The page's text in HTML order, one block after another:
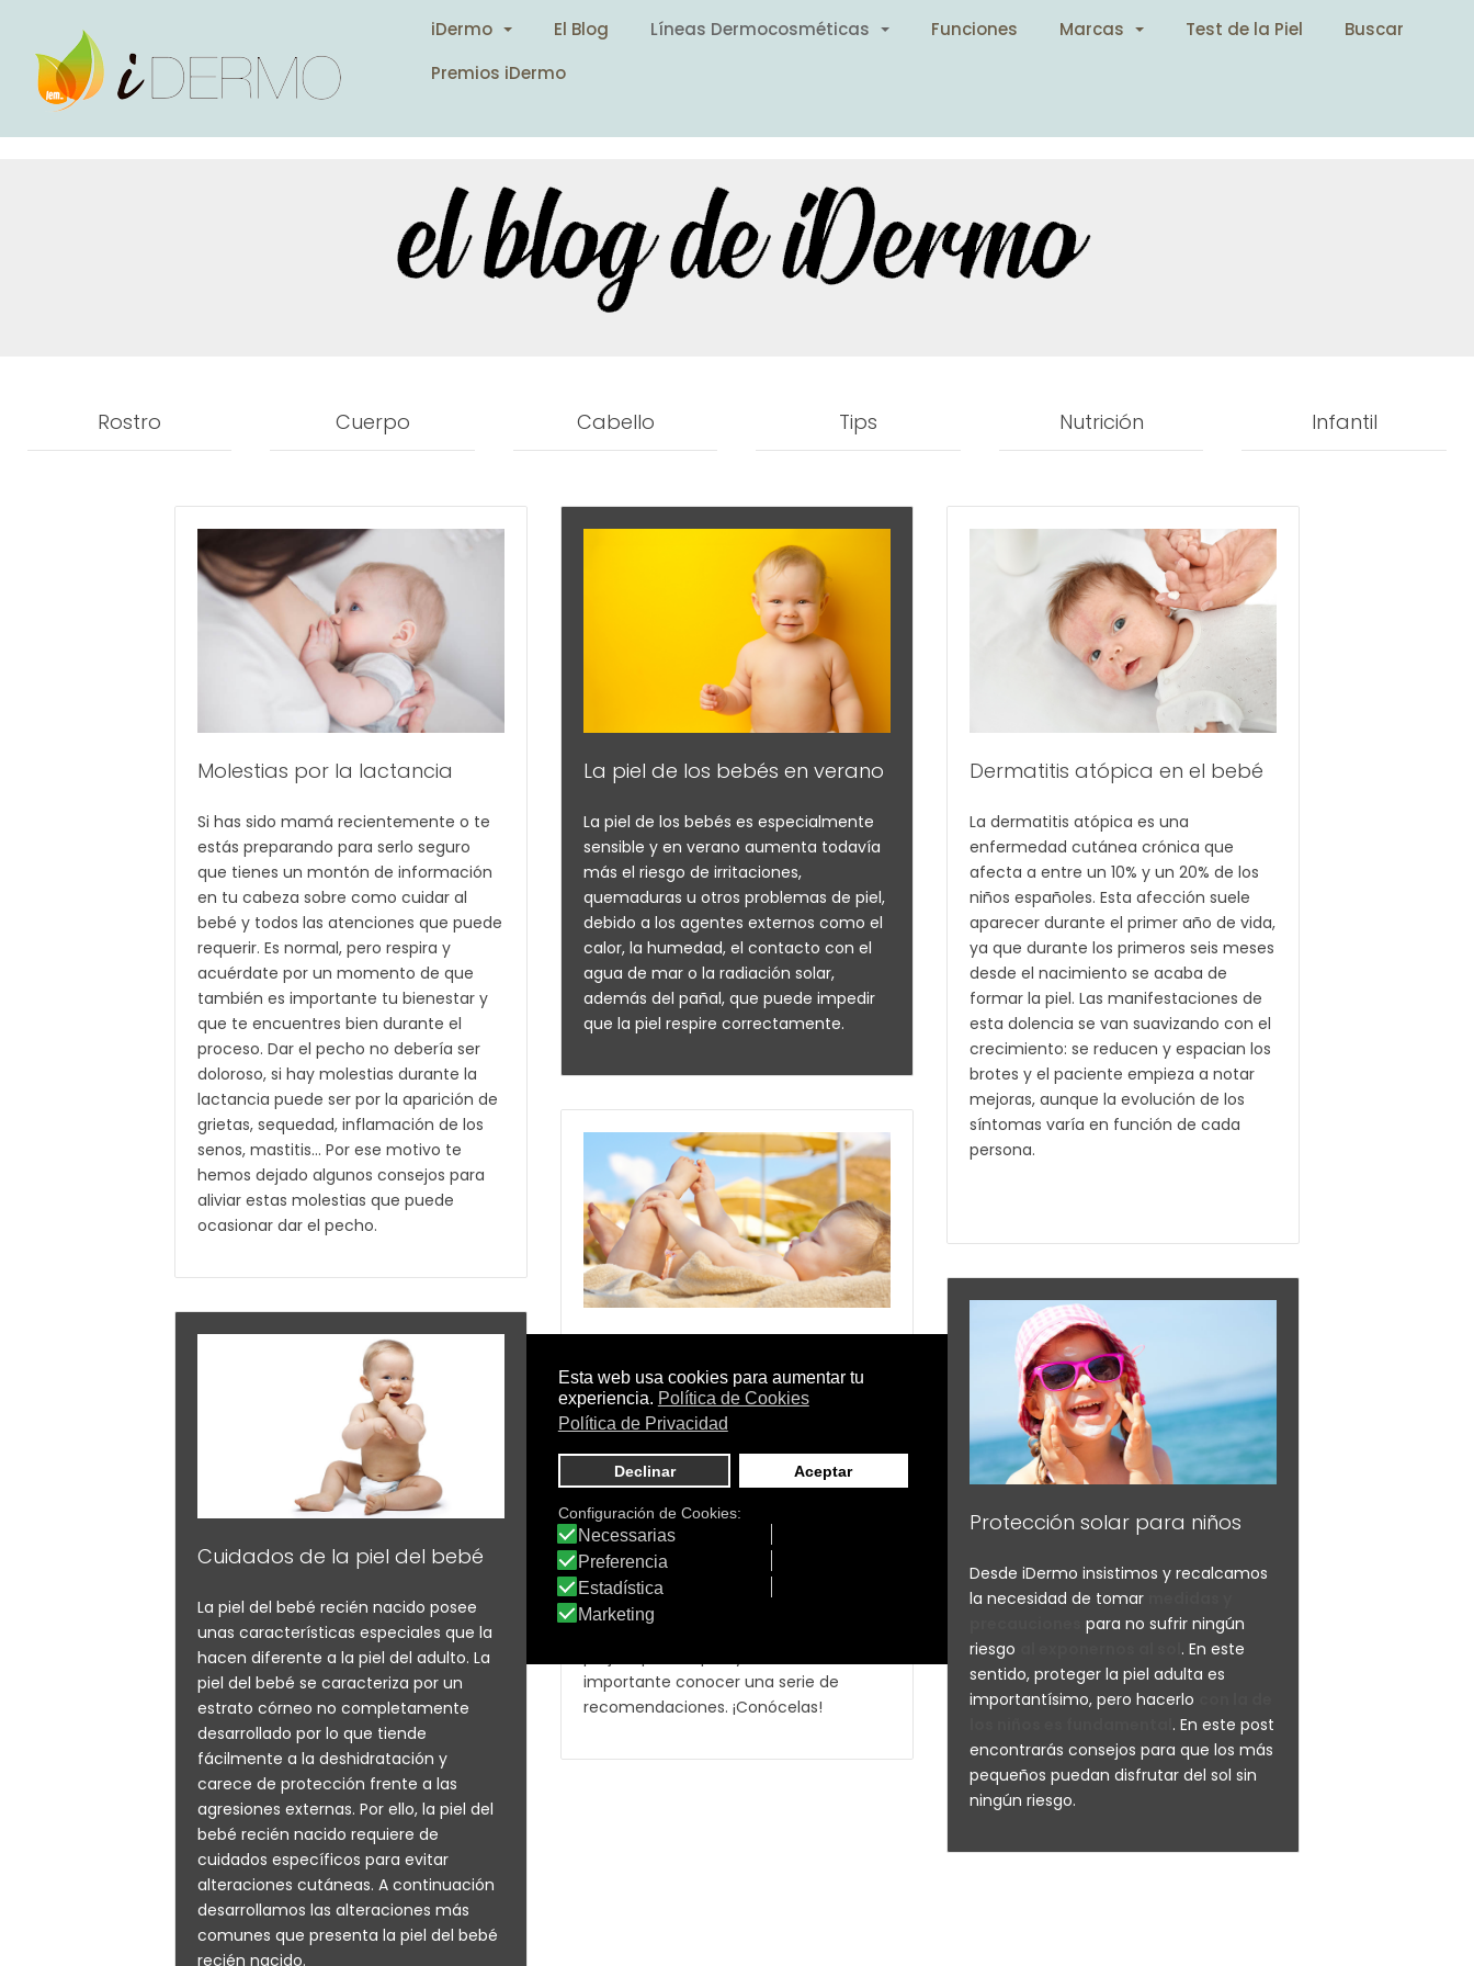
iDermo El Blog Líneas Dermocosméticas Funciones Marcas Test de la Piel
Buscar
Premios iDermo
Rostro Cuerpo Cabello Tips Nutrición Infantil
Molestias por la lactancia
Si has sido mamá recientemente o te
estás preparando para serlo seguro
que tienes un montón de información
en tu cabeza sobre como cuidar al
bebé y todos las atenciones que puede
requerir. Es normal, pero respira y
acuérdate por un momento de que
también es importante tu bienestar y
que te encuentres bien durante el
proceso. Dar el pecho no debería ser
doloroso, si hay molestias durante la
lactancia puede ser por la aparición de
grietas, sequedad, inflamación de los
senos, mastitis... Por ese motivo te
hemos dejado algunos consejos para
aliviar estas molestias que puede
ocasionar dar el pecho.
La piel de los bebés en verano
La piel de los bebés es especialmente
sensible y en verano aumenta todavía
más el riesgo de irritaciones,
quemaduras u otros problemas de piel,
debido a los agentes externos como el
calor, la humedad, el contacto con el
agua de mar o la radiación solar,
además del pañal, que puede impedir
que la piel respire correctamente.
Dermatitis atópica en el bebé
La dermatitis atópica es una
enfermedad cutánea crónica que
afecta a entre un 10% y un 20% de los
niños españoles. Esta afección suele
aparecer durante el primer año de vida,
ya que durante los primeros seis meses
desde el nacimiento se acaba de
formar la piel. Las manifestaciones de
esta dolencia se van suavizando con el
crecimiento: se reducen y espacian los
brotes y el paciente empieza a notar
mejoras, aunque la evolución de los
síntomas varía en función de cada
persona.
Cuidados de la piel del bebé
La piel del bebé recién nacido posee
unas características especiales que la
hacen diferente a la piel del adulto. La
piel del bebé se caracteriza por un
estrato córneo no completamente
desarrollado por lo que tiende
fácilmente a la deshidratación y
carece de protección frente a las
agresiones externas. Por ello, la piel del
bebé recién nacido requiere de
cuidados específicos para evitar
alteraciones cutáneas. A continuación
desarrollamos las alteraciones más
comunes que presenta la piel del bebé
recién nacido.
verano
Los días largos y las buenas
temperaturas invitan a disfrutar del
aire libre. La piel de cualquier miembro
de la familia es importante, pero aún
más la del bebé. Su delicada piel
necesita más atención, sobre todo
cuando la humedad y el calor pueden
afectar más a su equilibrio. Para cuidar
importante conocer una serie de
recomendaciones. ¡Conócelas!
Protección solar para niños
Desde iDermo insistimos y recalcamos
la necesidad de tomar
para no sufrir ningún
riesgo
. En este
sentido, proteger la piel adulta es
importantísimo, pero hacerlo
. En este post
encontrarás consejos para que los más
pequeños puedan disfrutar del sol sin
ningún riesgo.